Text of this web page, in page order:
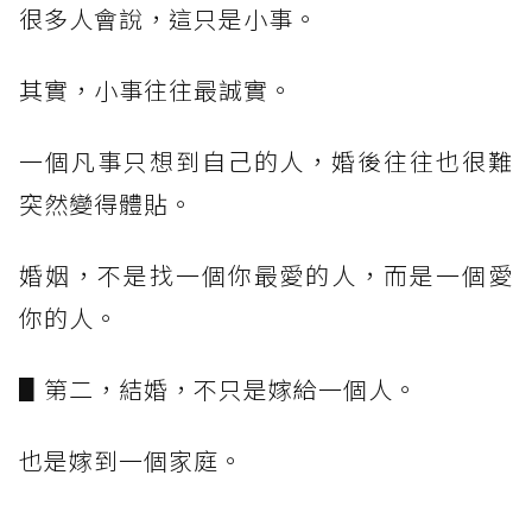
很多人會說，這只是小事。
其實，小事往往最誠實。
一個凡事只想到自己的人，婚後往往也很難
突然變得體貼。
婚姻，不是找一個你最愛的人，而是一個愛
你的人。
▋第二，結婚，不只是嫁給一個人。
也是嫁到一個家庭。